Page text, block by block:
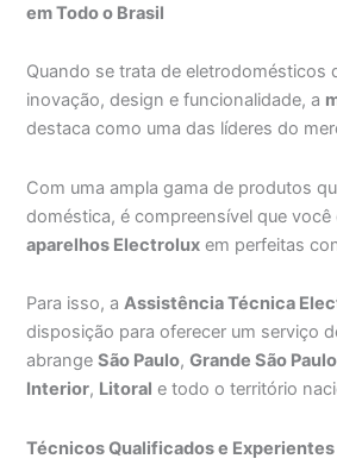
em Todo o Brasil
Quando se trata de eletrodomésticos
inovação, design e funcionalidade, a
destaca como uma das líderes do
Com uma ampla gama de produtos
doméstica, é compreensível que você
aparelhos Electrolux em perfeitas
Para isso, aAssistência Técnica
disposição para oferecer um serviço
abrangeSão Paulo,Grande São Paulo
Interior, Litoral e todo o território
Técnicos Qualificados e Experientes